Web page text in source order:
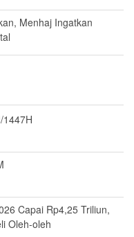
Menhaj Ingatkan
1447H
Capai Rp4,25 Triliun,
Oleh-oleh